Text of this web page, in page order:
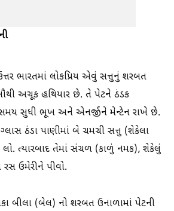
ભારતમાં લોકપ્રિય એવું સત્તુનું શરબત
અચૂક હથિયાર છે. તે પેટને ઠંડક
સુધી ભૂખ અને એનર્જીને મેન્ટેન રાખે છે.
ઠંડા પાણીમાં બે ચમચી સત્તુ (શેકેલા
ત્યારબાદ તેમાં સંચળ (કાળું નમક), શેકેલું
ઉમેરીને પીવો.
બીલા (બેલ) નો શરબત ઉનાળામાં પેટની